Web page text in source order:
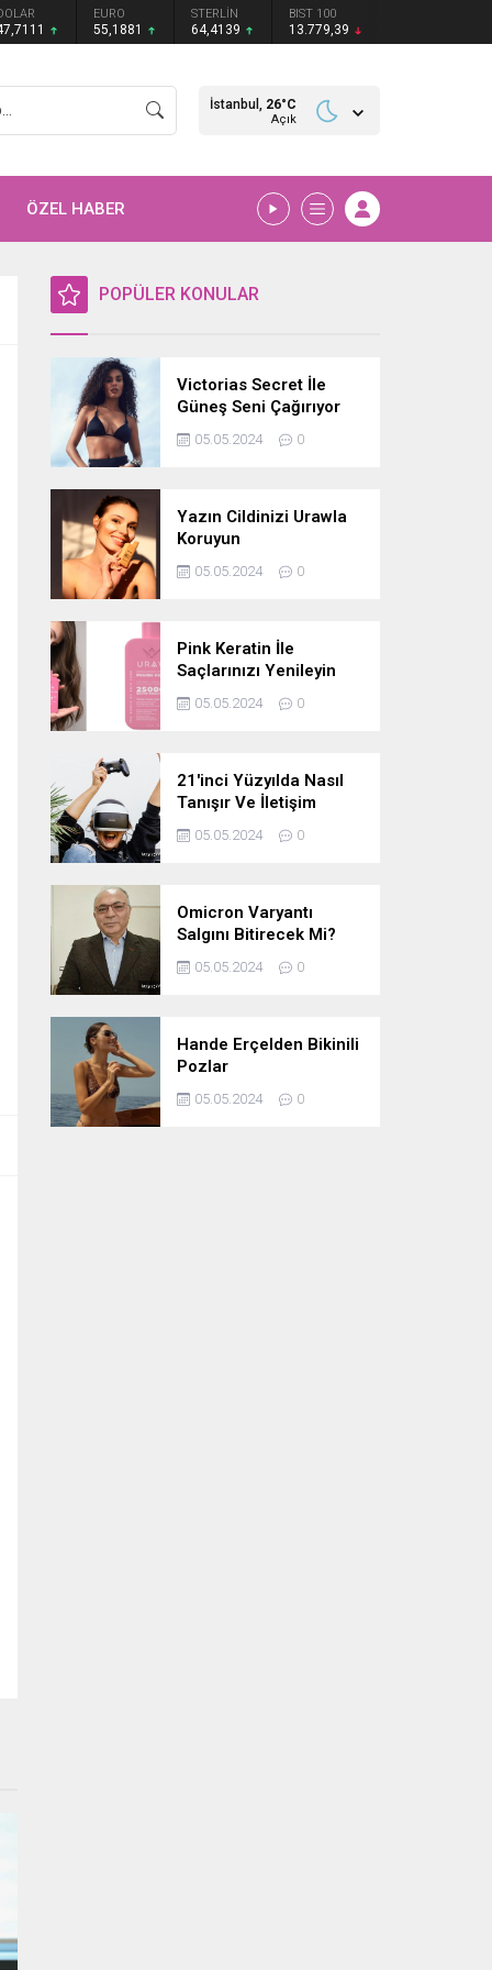
EURO
55,1881
STERLİN
64,4139
BIST 100
13.779,39
İstanbul, 26°C
Açık
ÖZEL HABER
POPÜLER KONULAR
Victorias Secret İle
Güneş Seni Çağırıyor
05.05.2024 0
Yazın Cildinizi Urawla
Koruyun
05.05.2024 0
Pink Keratin İle
Saçlarınızı Yenileyin
05.05.2024 0
21'inci Yüzyılda Nasıl
Tanışır Ve İletişim
Kurarız Ve Metaverse
Bunu Yakın Zamanda
05.05.2024 0
Omicron Varyantı
Salgını Bitirecek Mi?
05.05.2024 0
Hande Erçelden Bikinili
Pozlar
05.05.2024 0